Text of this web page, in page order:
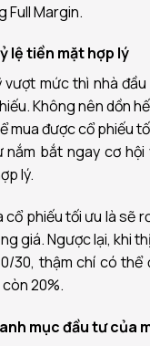
Full Margin.
lệ tiền mặt hợp lý
mức thì nhà
Không nên dồn
mua được cổ phiếu
bắt ngay cơ hội
lý.
cổ phiếu tối ưu là sẽ
giá. Ngược lại, khi
30, thậm chí có thể
20%.
mục đầu tư của